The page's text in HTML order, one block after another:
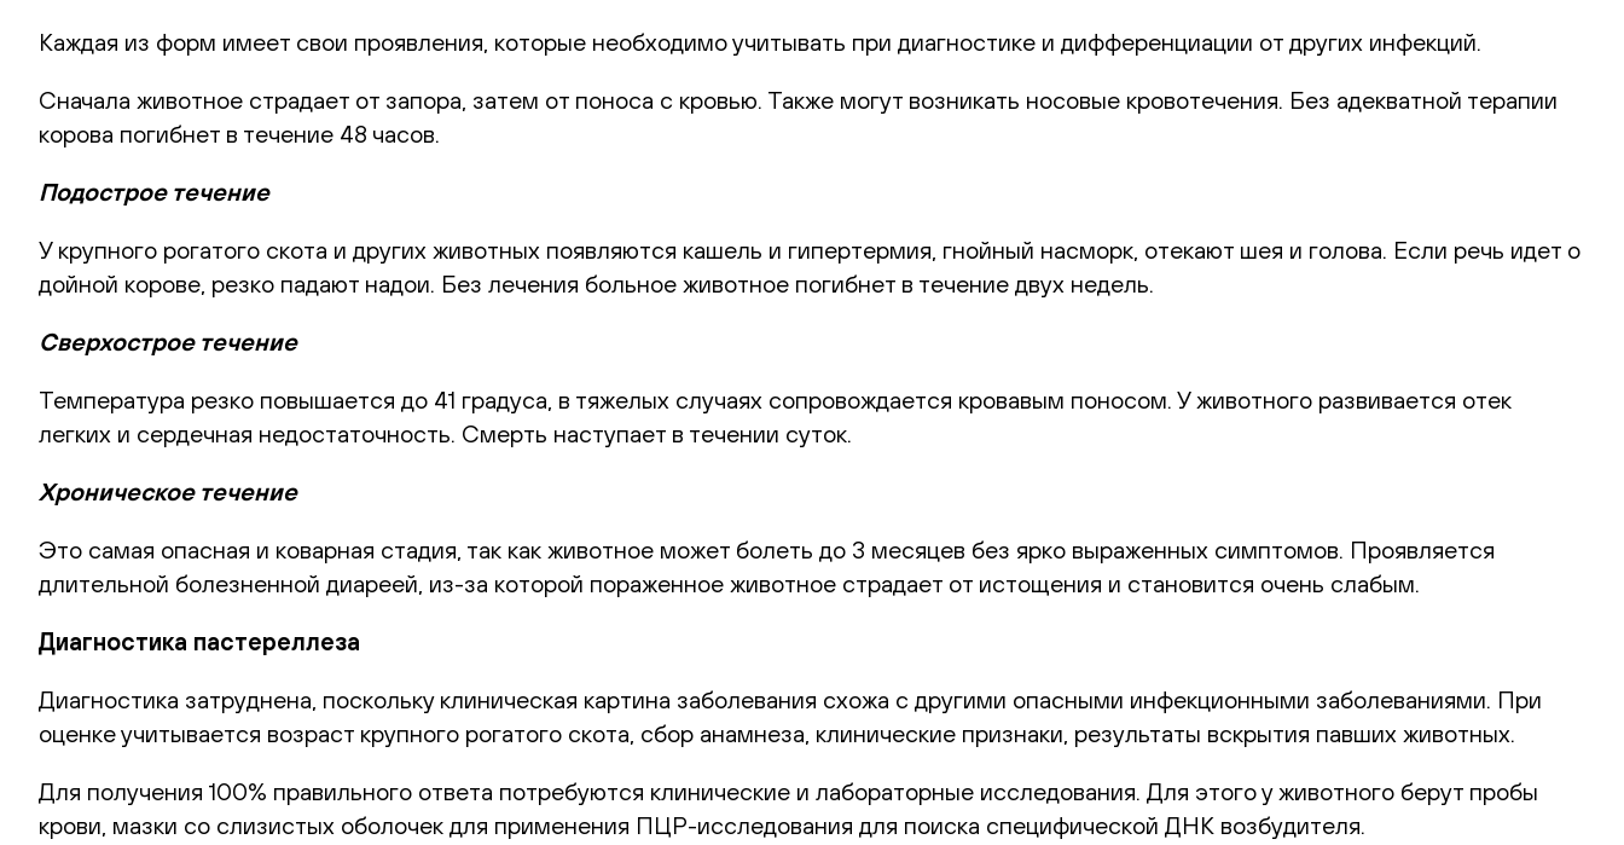
Каждая из форм имеет свои проявления, которые необходимо учитывать при диагностике и дифференциации от других инфекций.
Сначала животное страдает от запора, затем от поноса с кровью. Также могут возникать носовые кровотечения. Без адекватной терапии
корова погибнет в течение 48 часов.
Подострое течение
У крупного рогатого скота и других животных появляются кашель и гипертермия, гнойный насморк, отекают шея и голова. Если речь идет о
дойной корове, резко падают надои. Без лечения больное животное погибнет в течение двух недель.
Сверхострое течение
Температура резко повышается до 41 градуса, в тяжелых случаях сопровождается кровавым поносом. У животного развивается отек
легких и сердечная недостаточность. Смерть наступает в течении суток.
Хроническое течение
Это самая опасная и коварная стадия, так как животное может болеть до 3 месяцев без ярко выраженных симптомов. Проявляется
длительной болезненной диареей, из-за которой пораженное животное страдает от истощения и становится очень слабым.
Диагностика пастереллеза
Диагностика затруднена, поскольку клиническая картина заболевания схожа с другими опасными инфекционными заболеваниями. При
оценке учитывается возраст крупного рогатого скота, сбор анамнеза, клинические признаки, результаты вскрытия павших животных.
Для получения 100% правильного ответа потребуются клинические и лабораторные исследования. Для этого у животного берут пробы
крови, мазки со слизистых оболочек для применения ПЦР-исследования для поиска специфической ДНК возбудителя.